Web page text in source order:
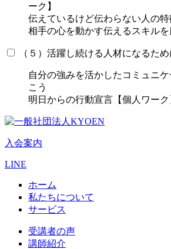
ーク】
伝えているけど伝わらない人の特
相手の心を動かす伝えるスキルを
（５）活躍し続ける人材になるため
自分の強みを活かしたコミュニ
こう
明日からの行動宣言【個人ワーク
入会案内
LINE
ホーム
私たちについて
サービス
受講者の声
講師紹介